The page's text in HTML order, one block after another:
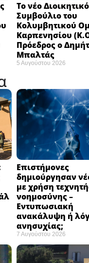
Το νέο Διοικητικό
Συμβούλιο του
Κολυμβητικού
Καρπενησίου
Πρόεδρος ο
Μπαλτάς
5 Αυγούστου 2026
Επιστήμονες
δημιούργησαν
με χρήση
νοημοσύνης –
Εντυπωσιακή
ανακάλυψη ή
ανησυχίας; ​
7 Αυγούστου 2026